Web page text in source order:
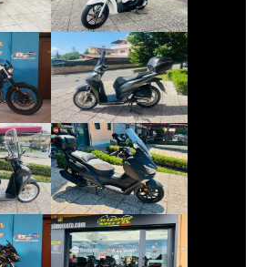
€
HONDA SH
€ 2.390 €
€
SYM JOYMAX
€ 3.190 €
Z650
€
HONDA CB-500
€ 5.290 €